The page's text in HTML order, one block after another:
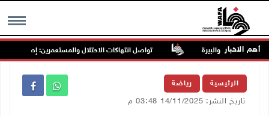
MENU أهم الاخبار تواصل انتهاكات الاحتلال والمستعمرين: إصابات
الرئيسية رياضة
تاريخ النشر: 14/11/2025 03:48 م